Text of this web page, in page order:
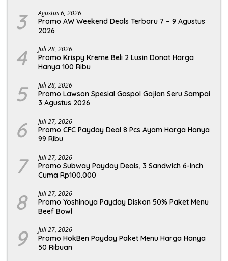
3 Agustus 6, 2026
Promo AW Weekend Deals Terbaru 7 – 9 Agustus
2026
4 Juli 28, 2026
Promo Krispy Kreme Beli 2 Lusin Donat Harga
Hanya 100 Ribu
5 Juli 28, 2026
Promo Lawson Spesial Gaspol Gajian Seru Sampai
3 Agustus 2026
6 Juli 27, 2026
Promo CFC Payday Deal 8 Pcs Ayam Harga Hanya
99 Ribu
7 Juli 27, 2026
Promo Subway Payday Deals, 3 Sandwich 6-Inch
Cuma Rp100.000
8 Juli 27, 2026
Promo Yoshinoya Payday Diskon 50% Paket Menu
Beef Bowl
9 Juli 27, 2026
Promo HokBen Payday Paket Menu Harga Hanya
50 Ribuan